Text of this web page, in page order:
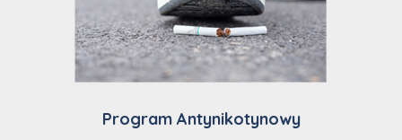
Program Antynikotynowy